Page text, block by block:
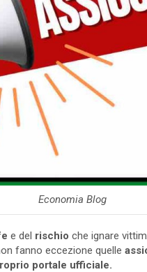
Economia Blog
e del rischio che ignare
fanno eccezione quelle
portale ufficiale.